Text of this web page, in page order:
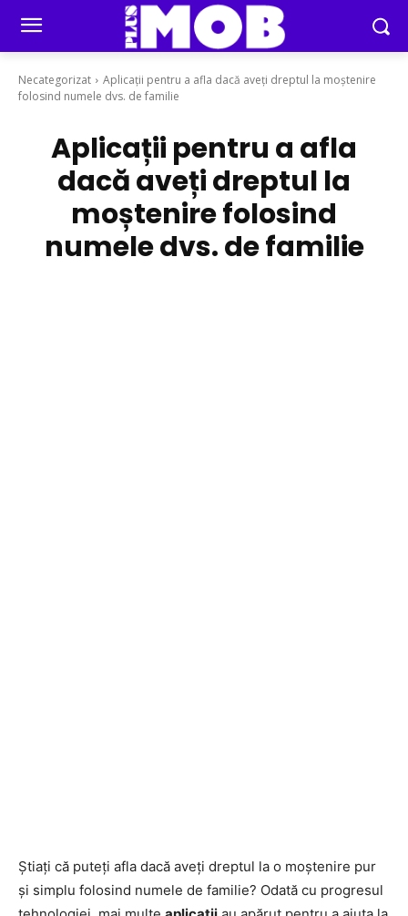
Necategorizat
Aplicații pentru a afla dacă aveți dreptul la moștenire
folosind numele dvs. de familie
Aplicații pentru a afla
dacă aveți dreptul la
moștenire folosind
numele dvs. de familie
Știați că puteți afla dacă aveți dreptul la o moștenire pur
și simplu folosind numele de familie? Odată cu progresul